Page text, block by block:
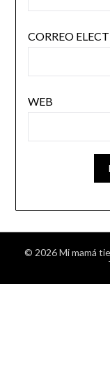
CORREO
WEB
© 2026 Mi mamá